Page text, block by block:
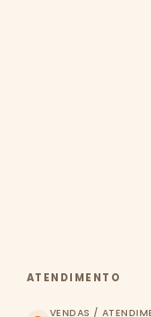
ATENDIMENTO
VENDAS /